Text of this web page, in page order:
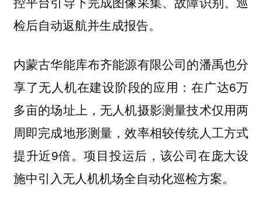
检后自动返航并生成报告。
内蒙古华能库布齐能源有限公司的潘禹也分
享了无人机在建设阶段的应用：在广达6万
多亩的场址上，无人机摄影测量技术仅用两
周即完成地形测量，效率相较传统人工方式
提升近9倍。项目投运后，该公司在庞大设
施中引入无人机机场全自动化巡检方案。